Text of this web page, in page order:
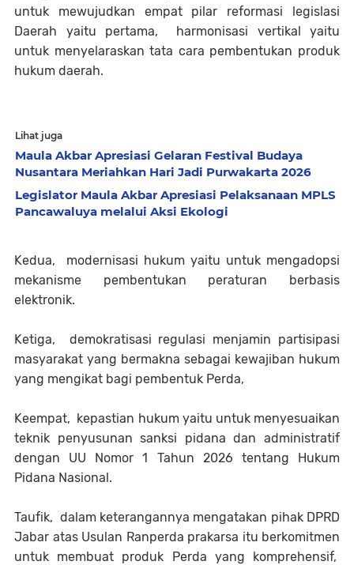
untuk mewujudkan empat pilar reformasi legislasi
Daerah yaitu pertama, harmonisasi vertikal yaitu
untuk menyelaraskan tata cara pembentukan produk
hukum daerah.
Lihat juga
Maula Akbar Apresiasi Gelaran Festival Budaya
Nusantara Meriahkan Hari Jadi Purwakarta 2026
Legislator Maula Akbar Apresiasi Pelaksanaan MPLS
Pancawaluya melalui Aksi Ekologi
Kedua, modernisasi hukum yaitu untuk mengadopsi
mekanisme pembentukan peraturan berbasis
elektronik.
Ketiga, demokratisasi regulasi menjamin partisipasi
masyarakat yang bermakna sebagai kewajiban hukum
yang mengikat bagi pembentuk Perda,
Keempat, kepastian hukum yaitu untuk menyesuaikan
teknik penyusunan sanksi pidana dan administratif
dengan UU Nomor 1 Tahun 2026 tentang Hukum
Pidana Nasional.
Taufik, dalam keterangannya mengatakan pihak DPRD
Jabar atas Usulan Ranperda prakarsa itu berkomitmen
untuk membuat produk Perda yang komprehensif,